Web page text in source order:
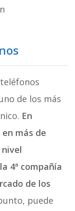
de los más
En
más de
4ª compañía
de los
puede